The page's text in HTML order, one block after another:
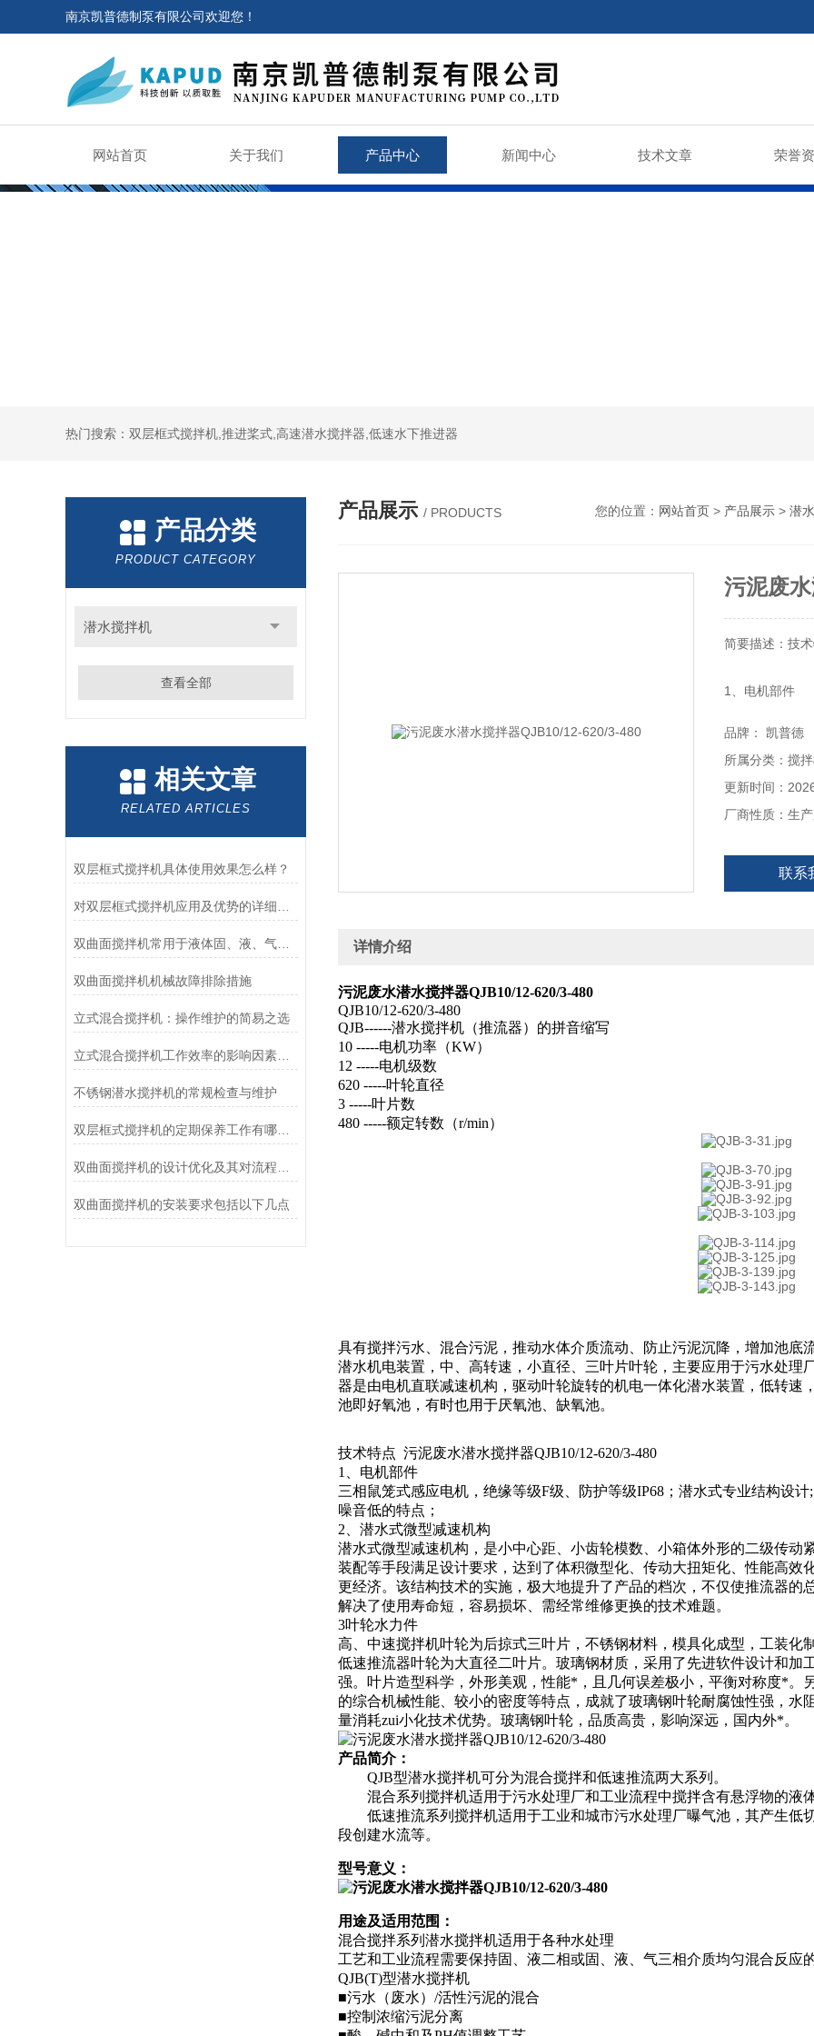
南京凯普德制泵有限公司欢迎您！
网站首页 关于我们 产品中心 新闻中心 技术文章 荣誉
热门搜索：双层框式搅拌机,推进桨式,高速潜水搅拌器,低速水下推进器
产品分类
PRODUCT CATEGORY
潜水搅拌机
查看全部
相关文章
RELATED ARTICLES
双层框式搅拌机具体使用效果怎么样？
双曲面搅拌机常用于液体固、液、气混合的场合
双曲面搅拌机机械故障排除措施
立式混合搅拌机：操作维护的简易之选
立式混合搅拌机工作效率的影响因素解析
不锈钢潜水搅拌机的常规检查与维护
双层框式搅拌机的定期保养工作有哪些？
双曲面搅拌机的安装要求包括以下几点
产品展示 / PRODUCTS 您的位置： 网站首页 > 产品展示 > 潜
污泥废
简要描述：技
1、电机部件
三相鼠笼式感
具有绝缘防护
品牌： 凯普德
所属分类：搅
更新时间：
厂商性质：生
联系
详情介绍
污泥废水潜水搅拌器QJB10/12-620/3-480
QJB10/12-620/3-480
QJB------潜水搅拌机（推流器）的拼音缩写
10 -----电机功率（KW）
12 -----电机级数
620 -----叶轮直径
3 -----叶片数
480 -----额定转数（r/min）
具有搅拌污水、混合污泥，推动水体介质流动、防止污泥沉降，增加池底
潜水机电装置，中、高转速，小直径、三叶片叶轮，主要应用于污水处理
器是由电机直联减速机构，驱动叶轮旋转的机电一体化潜水装置，低转速
池即好氧池，有时也用于厌氧池、缺氧池。
技术特点 污泥废水潜水搅拌器QJB10/12-620/3-480
1、电机部件
三相鼠笼式感应电机，绝缘等级F级、防护等级IP68；潜水式专业结构设
噪音低的特点；
2、潜水式微型减速机构
潜水式微型减速机构，是小中心距、小齿轮模数、小箱体外形的二级传动
装配等手段满足设计要求，达到了体积微型化、传动大扭矩化、性能高效
更经济。该结构技术的实施，极大地提升了产品的档次，不仅使推流器的
解决了使用寿命短，容易损坏、需经常维修更换的技术难题。
3叶轮水力件
高、中速搅拌机叶轮为后掠式三叶片，不锈钢材料，模具化成型，工装化
低速推流器叶轮为大直径二叶片。玻璃钢材质，采用了先进软件设计和加
强。叶片造型科学，外形美观，性能*，且几何误差极小，平衡对称度*。
的综合机械性能、较小的密度等特点，成就了玻璃钢叶轮耐腐蚀性强，水
量消耗zui小化技术优势。玻璃钢叶轮，品质高贵，影响深远，国内外*。
产品简介：
QJB型潜水搅拌机可分为混合搅拌和低速推流两大系列。
混合系列搅拌机适用于污水处理厂和工业流程中搅拌含有悬浮物的液体
低速推流系列搅拌机适用于工业和城市污水处理厂曝气池，其产生低
段创建水流等。
型号意义：
用途及适用范围：
混合搅拌系列潜水搅拌机适用于各种水处理
工艺和工业流程需要保持固、液二相或固、液、气三相介质均匀混合反应的
QJB(T)型潜水搅拌机
■污水（废水）/活性污泥的混合
■控制浓缩污泥分离